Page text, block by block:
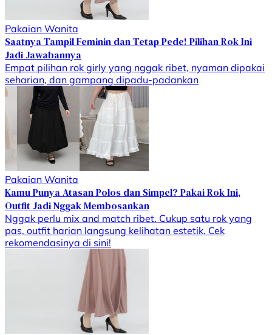
Pakaian Wanita
Saatnya Tampil Feminin dan Tetap Pede! Pilihan Rok Ini
Jadi Jawabannya
Empat pilihan rok girly yang nggak ribet, nyaman dipakai
seharian, dan gampang dipadu-padankan
Pakaian Wanita
Kamu Punya Atasan Polos dan Simpel? Pakai Rok Ini,
Outfit Jadi Nggak Membosankan
Nggak perlu mix and match ribet. Cukup satu rok yang
pas, outfit harian langsung kelihatan estetik. Cek
rekomendasinya di sini!